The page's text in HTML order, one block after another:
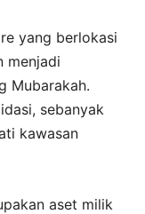
yang berlokasi
menjadi
Mubarakah.
sebanyak
kawasan
aset milik